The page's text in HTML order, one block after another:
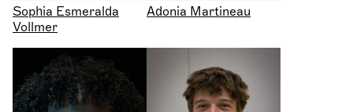
Sophia Esmeralda
Vollmer
Adonia Martineau